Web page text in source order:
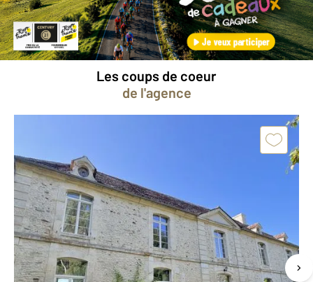
Prendre rendez-vous avec un professionnel
Les coups de coeur
de l'agence